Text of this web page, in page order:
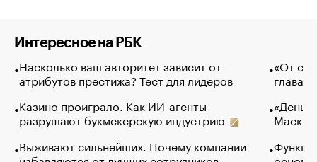
Интересное на РБК
Насколько ваш авторитет зависит от
атрибутов престижа? Тест для лидеров
Казино проиграло. Как ИИ-агенты
разрушают букмекерскую индустрию
Выживают сильнейших. Почему компании
«От
глава
Маск в